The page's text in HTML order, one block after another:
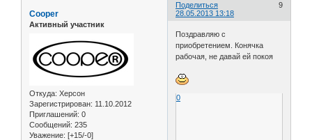
Поделиться
9
28.05.2013 13:18
Cooper
Активный участник
Откуда: Херсон
Зарегистрирован: 11.10.2012
Приглашений: 0
Сообщений: 235
Уважение: [+15/-0]
Поздравляю с
приобретением. Конячка
рабочая, не давай ей покоя
0